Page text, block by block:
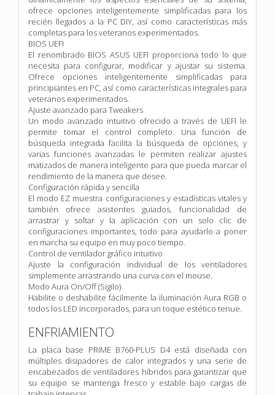
ofrece opciones inteligentemente simplificadas para los
recién llegados a la PC DIY, así como características más
completas para los veteranos experimentados.
BIOS UEFI
El renombrado BIOS ASUS UEFI proporciona todo lo que
necesita para configurar, modificar y ajustar su sistema.
Ofrece opciones inteligentemente simplificadas para
principiantes en PC, así como características integrales para
veteranos experimentados.
Ajuste avanzado para Tweakers
Un modo avanzado intuitivo ofrecido a través de UEFI le
permite tomar el control completo. Una función de
búsqueda integrada facilita la búsqueda de opciones, y
varias funciones avanzadas le permiten realizar ajustes
matizados de manera inteligente para que pueda marcar el
rendimiento de la manera que desee.
Configuración rápida y sencilla
El modo EZ muestra configuraciones y estadísticas vitales y
también ofrece asistentes guiados, funcionalidad de
arrastrar y soltar y la aplicación con un solo clic de
configuraciones importantes, todo para ayudarlo a poner
en marcha su equipo en muy poco tiempo.
Control de ventilador gráfico intuitivo
Ajuste la configuración individual de los ventiladores
simplemente arrastrando una curva con el mouse.
Modo Aura On/Off (Sigilo)
Habilite o deshabilite fácilmente la iluminación Aura RGB o
todos los LED incorporados, para un toque estético tenue.
ENFRIAMIENTO
La placa base PRIME B760-PLUS D4 está diseñada con
múltiples disipadores de calor integrados y una serie de
encabezados de ventiladores híbridos para garantizar que
su equipo se mantenga fresco y estable bajo cargas de